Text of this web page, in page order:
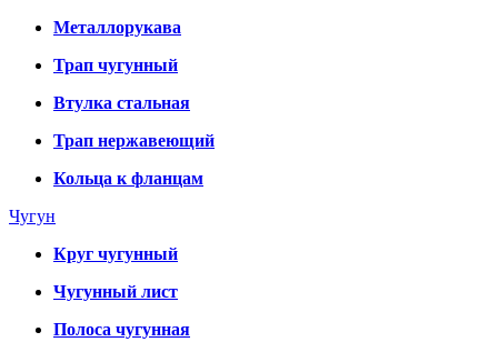
Металлорукава
Трап чугунный
Втулка стальная
Трап нержавеющий
Кольца к фланцам
Чугун
Круг чугунный
Чугунный лист
Полоса чугунная